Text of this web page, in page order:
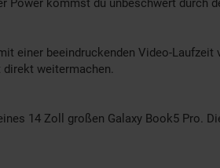
Power kommst du unbeschwert durch
einer beeindruckenden Video-
direkt weitermachen.
14 Zoll großen Galaxy Book5 Pro.